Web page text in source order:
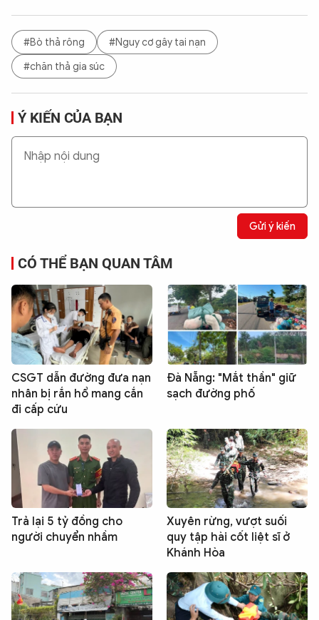
#Bò thả rông
#Nguy cơ gây tai nạn
#chăn thả gia súc
Ý KIẾN CỦA BẠN
Gửi ý kiến
CÓ THỂ BẠN QUAN TÂM
CSGT dẫn đường đưa nạn
nhân bị rắn hổ mang cắn
đi cấp cứu
Đà Nẵng: "Mắt thần" giữ
sạch đường phố
Trả lại 5 tỷ đồng cho
người chuyển nhầm
Xuyên rừng, vượt suối
quy tập hài cốt liệt sĩ ở
Khánh Hòa